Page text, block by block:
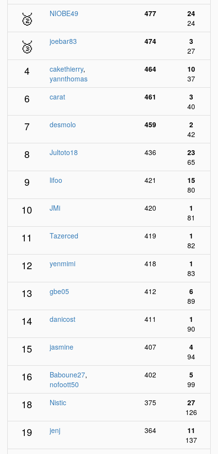
🥈 NIOBE49 477
24
24
🥉 joebar83 474
3
27
4 cakethierry,
yannthomas
464
10
37
6 carat 461
3
40
7 desmolo 459
2
42
8 Jultoto18 436
23
65
9 lifoo 421
15
80
10 JMi 420
1
81
11 Tazerced 419
1
82
12 yenmimi 418
1
83
13 gbe05 412
6
89
14 danicost 411
1
90
15 jasmine 407
4
94
16 Baboune27,
nofoott50
402
5
99
18 Nistic 375
27
126
19 jenj 364
11
137